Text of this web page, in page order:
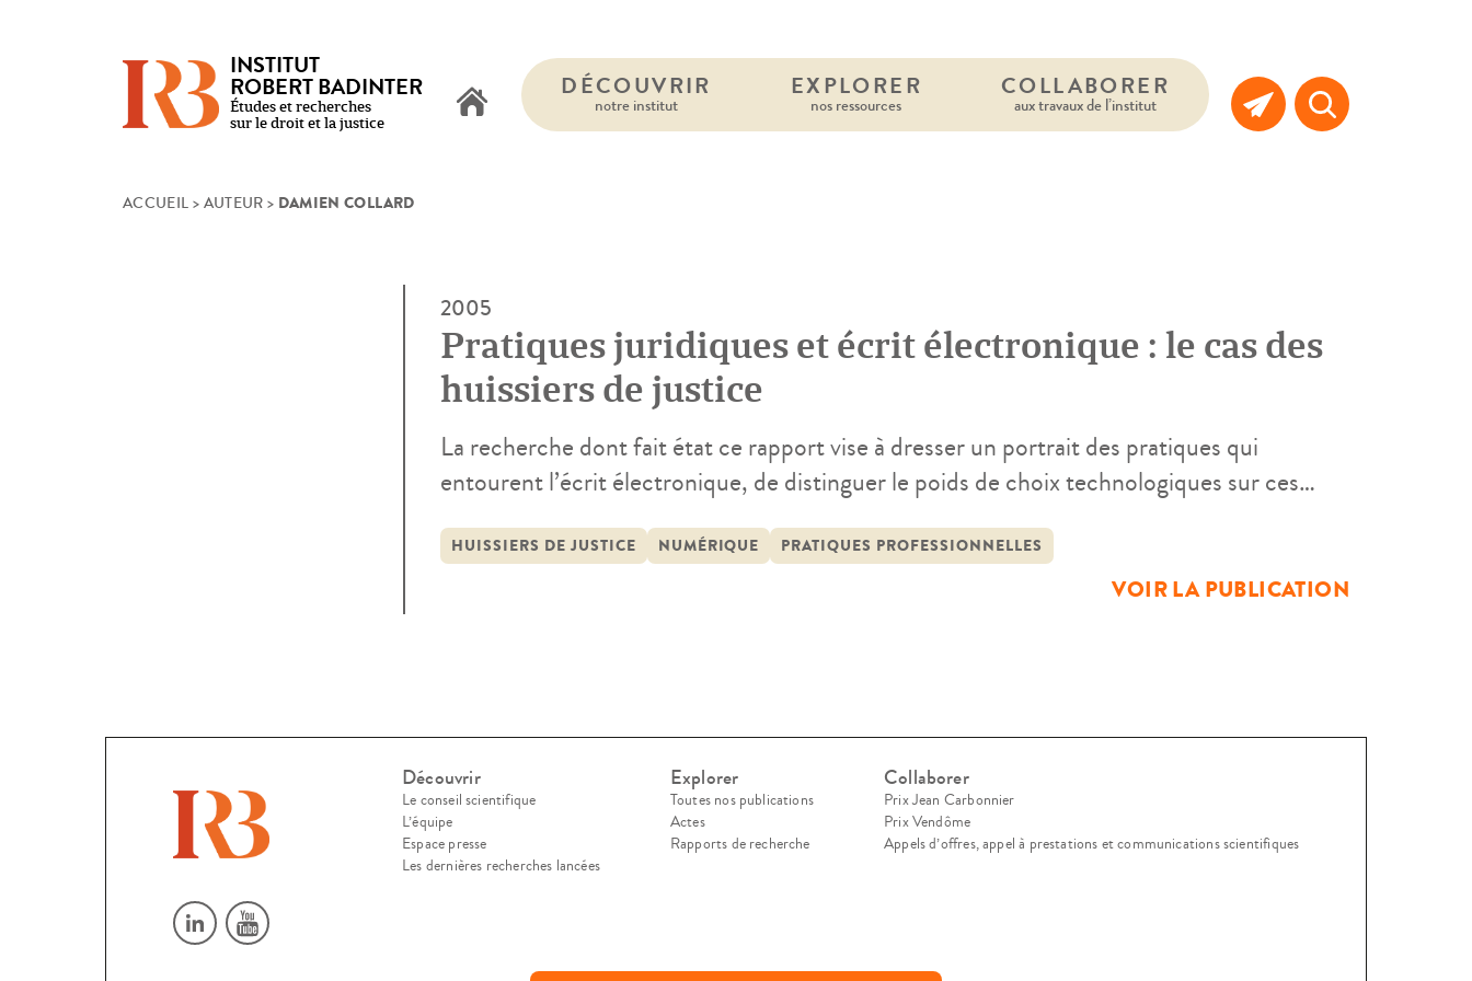
INSTITUT
ROBERT BADINTER
Études et recherches
sur le droit et la justice
DÉCOUVRIR
notre institut
EXPLORER
nos ressources
COLLABORER
aux travaux de l’institut
ACCUEIL > AUTEUR > DAMIEN COLLARD
2005
Pratiques juridiques et écrit électronique : le cas des
huissiers de justice
La recherche dont fait état ce rapport vise à dresser un portrait des pratiques qui
entourent l’écrit électronique, de distinguer le poids de choix technologiques sur ces
l’observation de situations empiriques, nous proposons de décrire les processus
HUISSIERS DE JUSTICE NUMÉRIQUE PRATIQUES PROFESSIONNELLES
VOIR LA PUBLICATION
Découvrir
Le conseil scientifique
L’équipe
Espace presse
Les dernières recherches lancées
Explorer
Toutes nos publications
Actes
Rapports de recherche
Collaborer
Prix Jean Carbonnier
Prix Vendôme
Appels d’offres, appel à prestations et communications scientifiques